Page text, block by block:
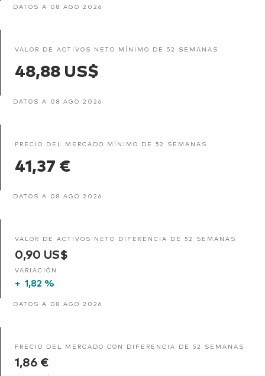
DATOS A 08 AGO 2026
VALOR DE ACTIVOS NETO MÍNIMO DE 52 SEMANAS
48,88 US$
DATOS A 08 AGO 2026
PRECIO DEL MERCADO MÍNIMO DE 52 SEMANAS
41,37 €
DATOS A 08 AGO 2026
VALOR DE ACTIVOS NETO DIFERENCIA DE 52 SEMANAS
0,90 US$
VARIACIÓN
+ 1,82 %
DATOS A 08 AGO 2026
PRECIO DEL MERCADO CON DIFERENCIA DE 52 SEMANAS
1,86 €